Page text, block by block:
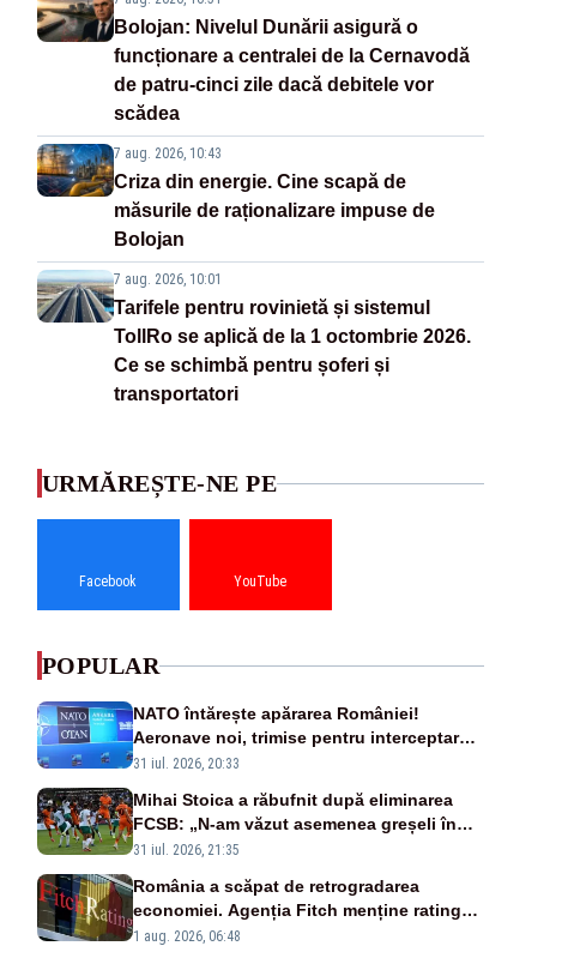
Bolojan: Nivelul Dunării asigură o
funcționare a centralei de la Cernavodă
de patru-cinci zile dacă debitele vor
scădea
7 aug. 2026, 10:43
Criza din energie. Cine scapă de
măsurile de raționalizare impuse de
Bolojan
7 aug. 2026, 10:01
Tarifele pentru rovinietă și sistemul
TollRo se aplică de la 1 octombrie 2026.
Ce se schimbă pentru șoferi și
transportatori
URMĂREȘTE-NE PE
Facebook YouTube
POPULAR
NATO întărește apărarea României!
Aeronave noi, trimise pentru interceptarea
și distrugerea dronelor
31 iul. 2026, 20:33
Mihai Stoica a răbufnit după eliminarea
FCSB: „N-am văzut asemenea greșeli în
190 de meciuri europene”
31 iul. 2026, 21:35
România a scăpat de retrogradarea
economiei. Agenția Fitch menține ratingul
„BBB-” cu perspectivă negativă
1 aug. 2026, 06:48